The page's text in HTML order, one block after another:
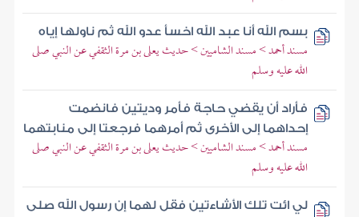
بسم الله أنا عبد الله اخسأ عدو الله ثم ناولها إياه
مسند أحمد > مسند الشاميين > حديث يعلى بن مرة الثقفي عن النبي صلى
الله عليه وسلم
فأراد أن يقضي حاجة فأمر وديتين فانضمت
إحداهما إلى الأخرى ثم أمرهما فرجعتا إلى منابتهما
مسند أحمد > مسند الشاميين > حديث يعلى بن مرة الثقفي عن النبي صلى
الله عليه وسلم
لي ائت تلك الأشاءتين فقل لهما إن رسول الله صلى